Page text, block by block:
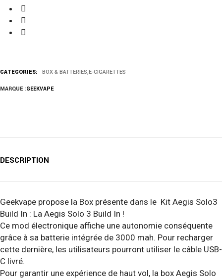
CATEGORIES: BOX & BATTERIES E-CIGARETTES
MARQUE :GEEKVAPE
DESCRIPTION
Geekvape propose la Box présente dans le Kit Aegis Solo3
Build In : La Aegis Solo 3 Build In !
Ce mod électronique affiche une autonomie conséquente
grâce à sa batterie intégrée de 3000 mah. Pour recharger
cette dernière, les utilisateurs pourront utiliser le câble USB-
C livré.
Pour garantir une expérience de haut vol, la box Aegis Solo